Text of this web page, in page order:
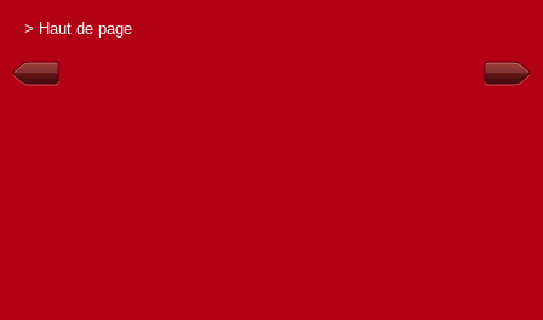
> Haut de page